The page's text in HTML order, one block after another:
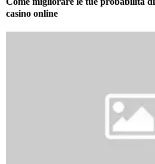
casino online